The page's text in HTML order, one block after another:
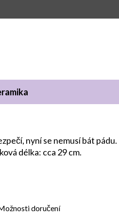
doručení
nyní se nemusí bát pádu.
délka: cca 29 cm.